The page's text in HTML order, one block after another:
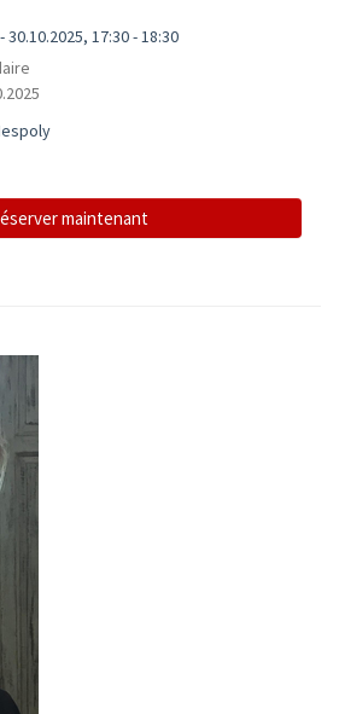
30.10.2025, 17:30 - 18:30
maintenant